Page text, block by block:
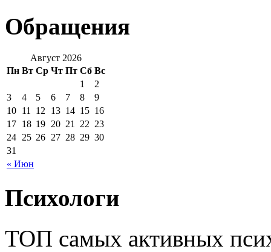
Обращения
Август 2026
Пн Вт Ср Чт Пт Сб Вс
« Июн
1
2
3
4 5 6 7 8
9
10 11 12 13 14 15 16
17 18 19 20 21 22 23
24 25 26 27 28 29 30
31
Психологи
ТОП самых активных